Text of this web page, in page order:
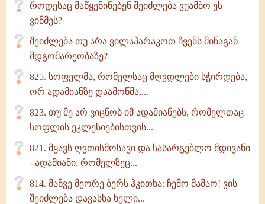
როდესაც მაწყენინებენ შეიძლება ვუამბო ეს
ვინმეს?
შეიძლება თუ არა ვილაპარაკოთ ჩვენს შინაგან
მდგომარეობაზე?
825. სოფელმა, რომელსაც მღვდლები სჭირდება,
ორ ადამიანზე დაამოწმა,...
823. თუ მე არ ვიცნობ იმ ადამიანებს, რომელთაც
სოფლის ეკლესიებისთვის...
821. მყავს ღვთისმოსავი და სასარგებლო მდივანი
- ადამიანი, რომელზეც...
814. მანვე მეორე ბერს ჰკითხა: ჩემო მამაო! ვის
შეიძლება დავასხა ხელი...